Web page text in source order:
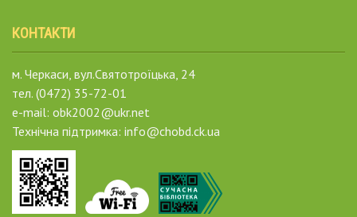
КОНТАКТИ
м. Черкаси, вул.Святотроїцька, 24
тел. (0472) 35-72-01
e-mail: obk2002@ukr.net
Технічна підтримка: info@chobd.ck.ua